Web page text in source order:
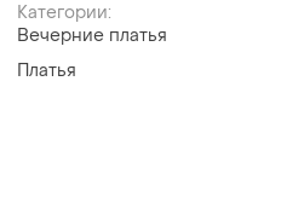
Категории:
Вечерние платья
Платья